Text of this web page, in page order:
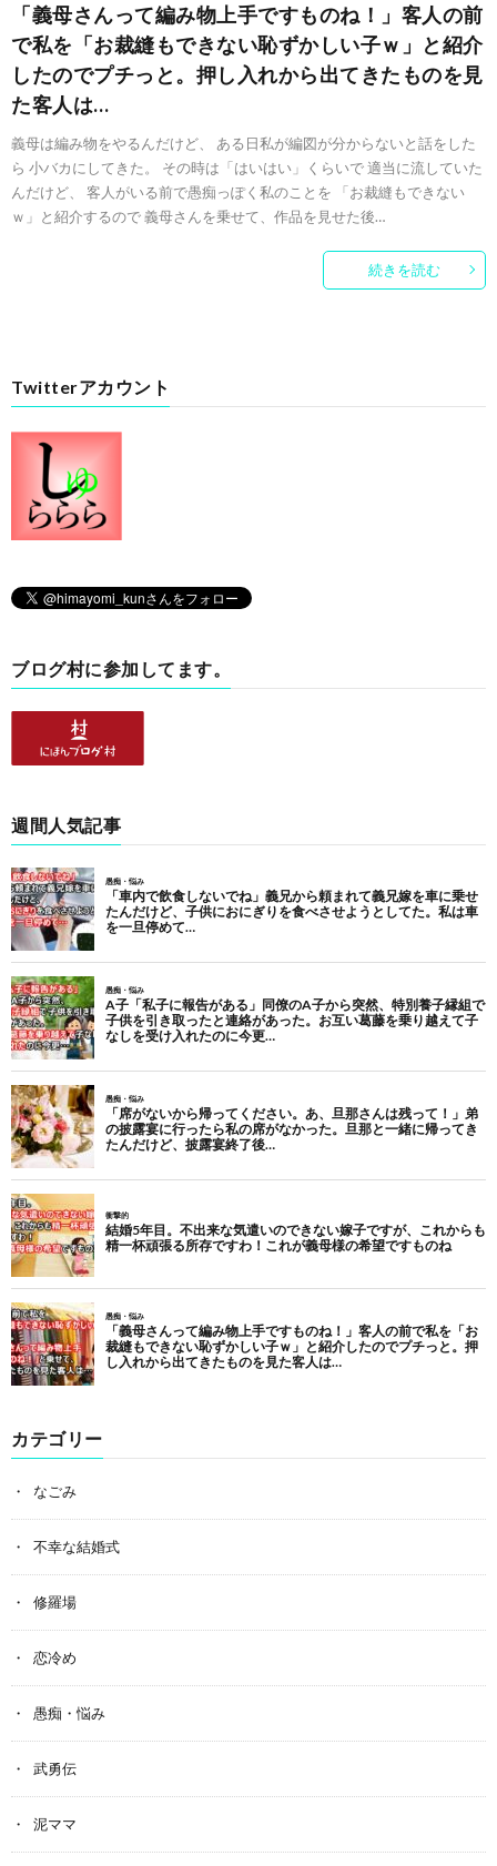
「義母さんって編み物上手ですものね！」客人の前
で私を「お裁縫もできない恥ずかしい子ｗ」と紹介
したのでプチっと。押し入れから出てきたものを見
た客人は…
義母は編み物をやるんだけど、 ある日私が編図が分からないと話をした
ら 小バカにしてきた。 その時は「はいはい」くらいで 適当に流していた
んだけど、 客人がいる前で愚痴っぽく私のことを 「お裁縫もできない
ｗ」と紹介するので 義母さんを乗せて、作品を見せた後…
続きを読む
Twitterアカウント
ブログ村に参加してます。
週間人気記事
カテゴリー
なごみ
不幸な結婚式
修羅場
恋冷め
愚痴・悩み
武勇伝
泥ママ